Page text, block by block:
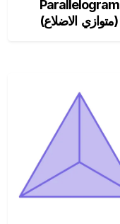
Parallelogram
(متوازي الاضلاع)